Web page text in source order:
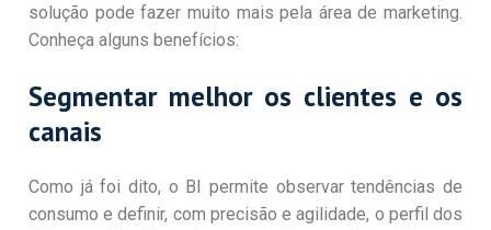
solução pode fazer muito mais pela área de marketing.
Conheça alguns benefícios:
Segmentar melhor os clientes e os
canais
Como já foi dito, o BI permite observar tendências de
consumo e definir, com precisão e agilidade, o perfil dos